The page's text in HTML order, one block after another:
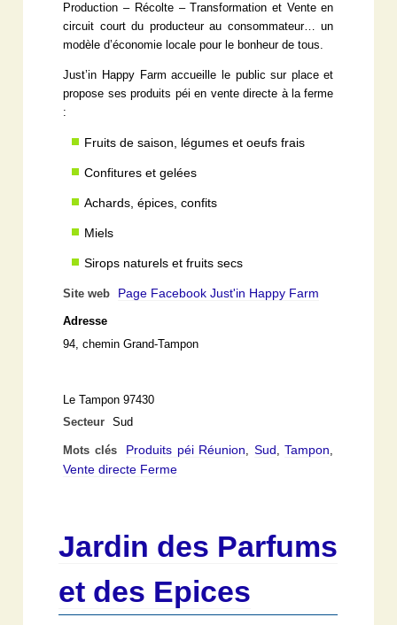
Production – Récolte – Transformation et Vente en
circuit court du producteur au consommateur… un
modèle d’économie locale pour le bonheur de tous.
Just’in Happy Farm accueille le public sur place et
propose ses produits péi en vente directe à la ferme
:
Fruits de saison, légumes et oeufs frais
Confitures et gelées
Achards, épices, confits
Miels
Sirops naturels et fruits secs
Site web Page Facebook Just'in Happy Farm
Adresse
94, chemin Grand-Tampon
Le Tampon 97430
Secteur
Sud
Mots clés Produits péi Réunion Sud ,Tampon
Vente directe Ferme
Jardin des Parfums
et des Epices